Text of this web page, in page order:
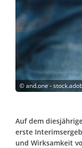
©and.one -
Auf dem
erste
und Wirksamkeit